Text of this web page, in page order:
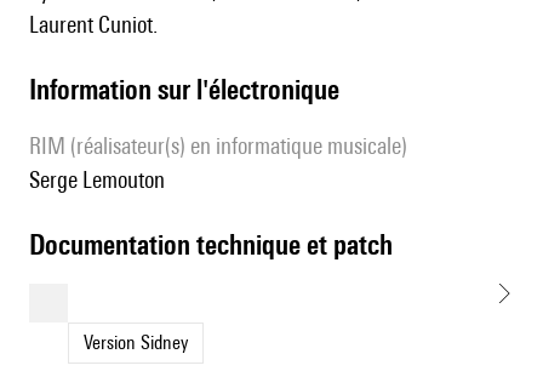
Laurent Cuniot.
Information sur l'électronique
RIM (réalisateur(s) en informatique musicale)
Serge Lemouton
documentation technique et patch
Version Sidney